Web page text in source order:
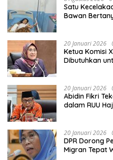
Satu
Bawan
20 Januari 2026
Ketua Komisi
Dibutuhkan
20 Januari 2026
Abidin Fikri
dalam RUU
20 Januari 2026
DPR Dorong
Migran Tepat